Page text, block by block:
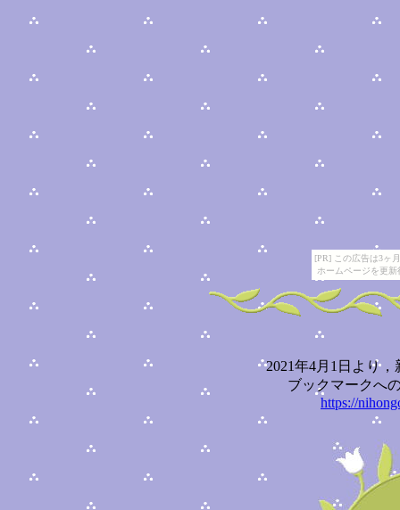
[PR] この広告は3ヶ
ホームページを更
2021年4月1日より
ブックマークへ
https://